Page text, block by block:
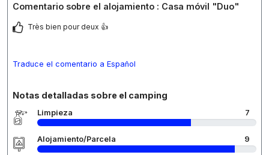
Comentario sobre el alojamiento : Casa móvil "Duo"
Très bien pour deux 👍
Traduce el comentario a Español
Notas detalladas sobre el camping
Limpieza 7
Alojamiento/Parcela 9